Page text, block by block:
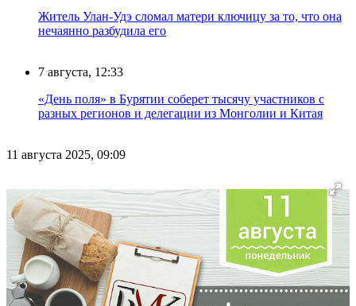
Житель Улан-Удэ сломал матери ключицу за то, что она
нечаянно разбудила его
7 августа, 12:33
«День поля» в Бурятии соберет тысячу участников с
разных регионов и делегации из Монголии и Китая
11 августа 2025, 09:09